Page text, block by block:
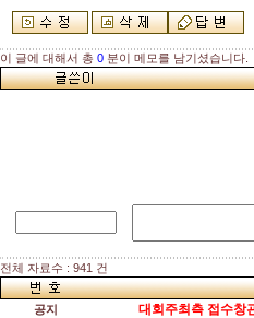
이 글에 대해서 총 0 분이 메모를 남기셨습니다.
전체 자료수 : 941 건
공지 대회주최측 접수창